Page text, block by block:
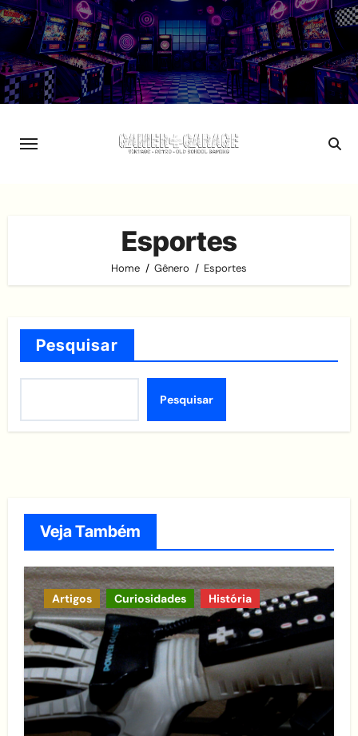
Skip
content
Esportes
Home Gênero Esportes
Pesquisar
Pesquisar
Veja Também
Artigos Curiosidades História